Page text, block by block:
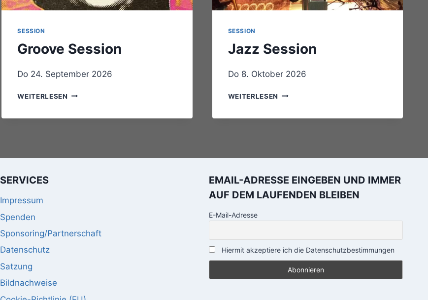
SESSION
Groove Session
Do 24. September 2026
WEITERLESEN GROOVE
SESSION
Jazz Session
Do 8. Oktober 2026
WEITERLESEN JAZZ
SERVICES
Impressum
Spenden
Sponsoring/Partnerschaft
Datenschutz
Satzung
Bildnachweise
EMAIL-ADRESSE EINGEBEN UND IMMER
AUF DEM LAUFENDEN BLEIBEN
E-Mail-Adresse
Hiermit akzeptiere ich die Datenschutzbestimmungen